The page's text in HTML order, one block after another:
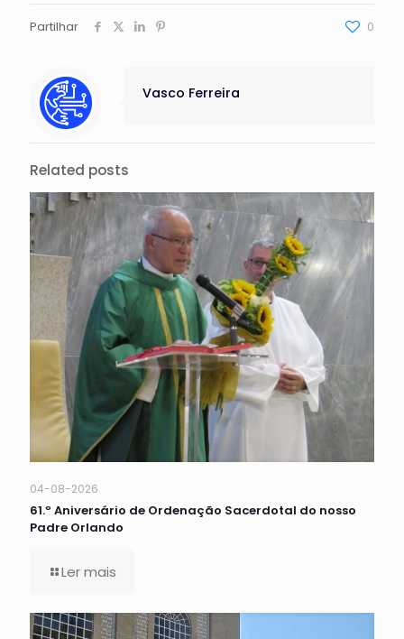
Partilhar 0
Vasco Ferreira
Related posts
04-08-2026
61.º Aniversário de Ordenação Sacerdotal do nosso
Padre Orlando
Ler mais